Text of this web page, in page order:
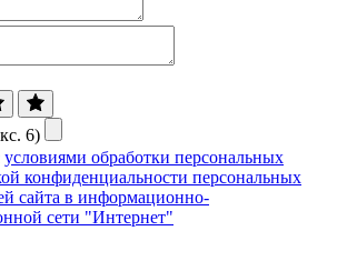
6)
условиями обработки персональных
конфиденциальности персональных
сайта в информационно-
сети "Интернет"